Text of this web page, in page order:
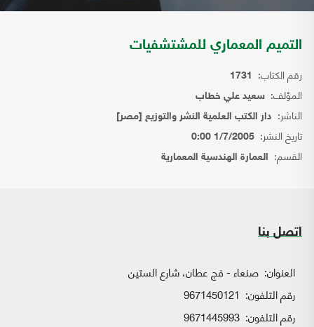
التميم المعماري للمشتشفيات
رقم الكتاب: 1731
المؤلف: سعيد علي خطاب
الناشر: دار الكتب العلمية النشر والتوزيع [مصر]
تاريخ النشر: 1/7/2005 0:00
القسم: العمارة الهندسية المعمارية
اتصل بنا
العنوان: صنعاء - فج عطان، شارع الستين
رقم التلفون: 9671450121
رقم التلفون: 9671445993